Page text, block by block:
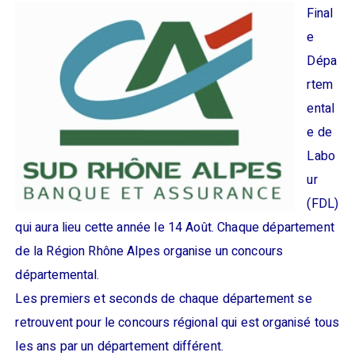
Final
e
Dépa
rtem
ental
e de
Labo
ur
(FDL)
qui aura lieu cette année le 14 Août. Chaque département
de la Région Rhône Alpes organise un concours
départemental.
Les premiers et seconds de chaque département se
retrouvent pour le concours régional qui est organisé tous
les ans par un département différent.